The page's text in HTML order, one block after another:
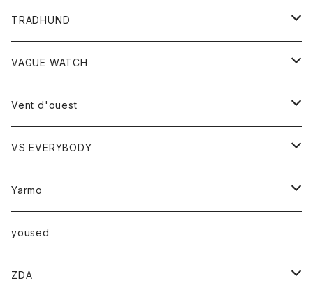
レディース
カットソー
TRADHUND
セーター
ベスト
VAGUE WATCH
時計
Vent d'ouest
ボトム
スカート
トップス
ベスト
VS EVERYBODY
トップス
Ｔシャツ
Yarmo
アウター
コート
小物
yoused
ZDA